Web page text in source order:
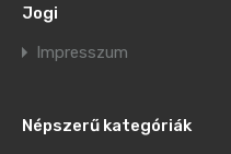
Jogi
Impresszum
Népszerű kategóriák